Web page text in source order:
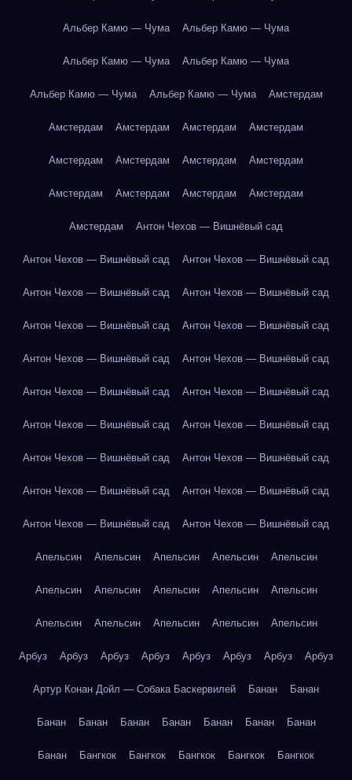
Альбер Камю — Чума Альбер Камю — Чума
Альбер Камю — Чума Альбер Камю — Чума
Альбер Камю — Чума Альбер Камю — Чума Амстердам
Амстердам Амстердам Амстердам Амстердам
Амстердам Амстердам Амстердам Амстердам
Амстердам Амстердам Амстердам Амстердам
Амстердам Антон Чехов — Вишнёвый сад
Антон Чехов — Вишнёвый сад Антон Чехов — Вишнёвый сад
Антон Чехов — Вишнёвый сад Антон Чехов — Вишнёвый сад
Антон Чехов — Вишнёвый сад Антон Чехов — Вишнёвый сад
Антон Чехов — Вишнёвый сад Антон Чехов — Вишнёвый сад
Антон Чехов — Вишнёвый сад Антон Чехов — Вишнёвый сад
Антон Чехов — Вишнёвый сад Антон Чехов — Вишнёвый сад
Антон Чехов — Вишнёвый сад Антон Чехов — Вишнёвый сад
Антон Чехов — Вишнёвый сад Антон Чехов — Вишнёвый сад
Антон Чехов — Вишнёвый сад Антон Чехов — Вишнёвый сад
Апельсин Апельсин Апельсин Апельсин Апельсин
Апельсин Апельсин Апельсин Апельсин Апельсин
Апельсин Апельсин Апельсин Апельсин Апельсин
Арбуз Арбуз Арбуз Арбуз Арбуз Арбуз Арбуз Арбуз
Артур Конан Дойл — Собака Баскервилей Банан Банан
Банан Банан Банан Банан Банан Банан Банан
Банан Бангкок Бангкок Бангкок Бангкок Бангкок